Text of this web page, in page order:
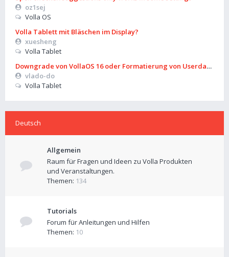
oz1sej
Volla OS
Volla Tablett mit Bläschen im Display?
xuesheng
Volla Tablet
Downgrade von VollaOS 16 oder Formatierung von Userdata
vlado-do
Volla Tablet
Deutsch
Allgemein
Raum für Fragen und Ideen zu Volla Produkten
und Veranstaltungen.
Themen: 134
Tutorials
Forum für Anleitungen und Hilfen
Themen: 10